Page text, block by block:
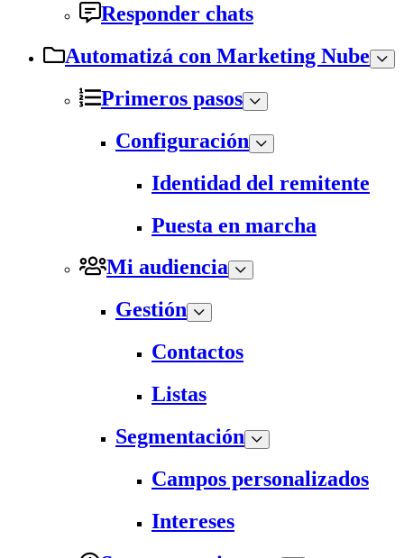
Responder chats
Automatizá con Marketing Nube
Primeros pasos
Configuración
Identidad del remitente
Puesta en marcha
Mi audiencia
Gestión
Contactos
Listas
Segmentación
Campos personalizados
Intereses